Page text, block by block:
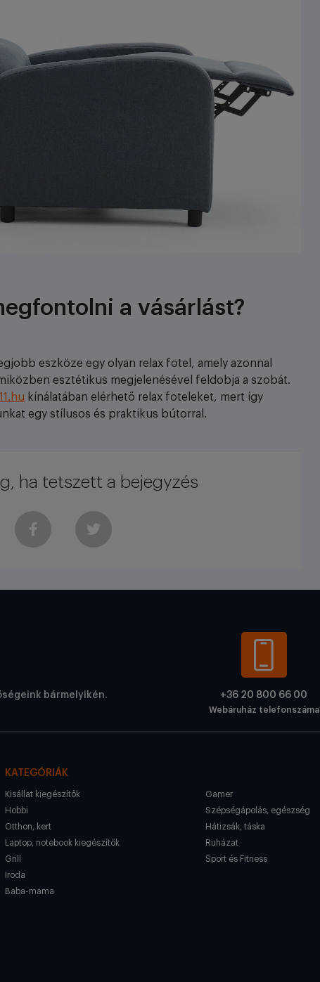
a vásárlást?
eszköze egy olyan relax fotel, amely azonnal
esztétikus megjelenésével feldobja a szobát.
kínálatában elérhető relax foteleket, mert így
egy stílusos és praktikus bútorral.
ha tetszett a bejegyzés
bármelyikén. +36 20 800 66 00
Webáruház telefonszáma
KATEGÓRIÁK
Kisállat kiegészítők
Hobbi
Otthon, kert
Laptop, notebook kiegészítők
Grill
Iroda
Baba-mama
Gamer
Szépségápolás, egészség
Hátizsák, táska
Ruházat
Sport és Fitness